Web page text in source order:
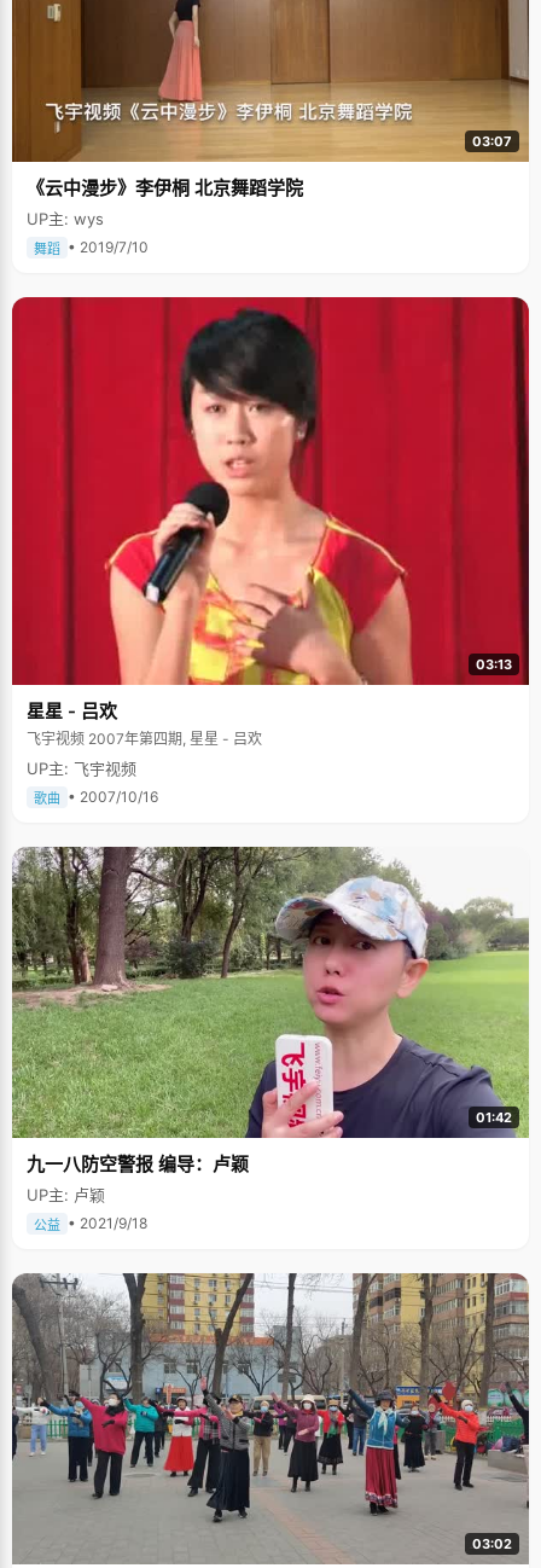
03:07
《云中漫步》李伊桐 北京舞蹈学院
UP主: wys
舞蹈 • 2019/7/10
03:13
星星 - 吕欢
飞宇视频 2007年第四期, 星星 - 吕欢
UP主: 飞宇视频
歌曲 • 2007/10/16
01:42
九一八防空警报 编导：卢颖
UP主: 卢颖
公益 • 2021/9/18
03:02